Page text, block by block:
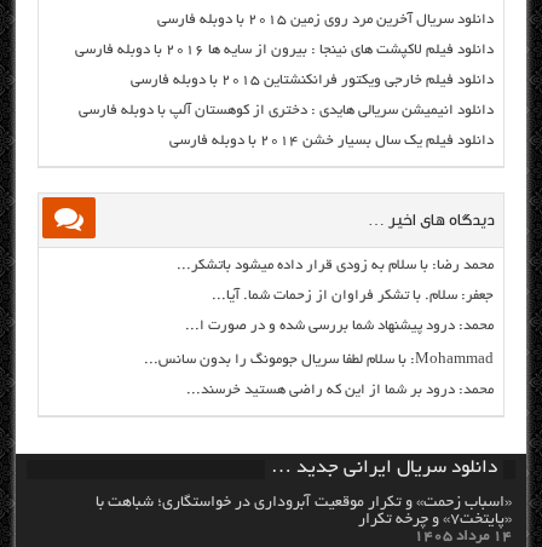
دانلود سریال آخرین مرد روی زمین ۲۰۱۵ با دوبله فارسی
دانلود فیلم لاکپشت های نینجا : بیرون از سایه ها ۲۰۱۶ با دوبله فارسی
دانلود فیلم خارجی ویکتور فرانکنشتاین ۲۰۱۵ با دوبله فارسی
دانلود انیمیشن سریالی هایدی : دختری از کوهستان آلپ با دوبله فارسی
دانلود فیلم یک سال بسیار خشن ۲۰۱۴ با دوبله فارسی
دیدگاه های اخیر …
محمد رضا: با سلام به زودی قرار داده میشود باتشکر...
جعفر: سلام. با تشکر فراوان از زحمات شما. آیا...
محمد: درود پیشنهاد شما بررسی شده و در صورت ا...
Mohammad: با سلام لطفا سریال جومونگ را بدون سانس...
محمد: درود بر شما از این که راضی هستید خرسند...
دانلود سریال ایرانی جدید …
«اسباب زحمت» و تکرار موقعیت آبروداری در خواستگاری؛ شباهت با
«پایتخت۷» و چرخه تکرار
۱۴ مرداد ۱۴۰۵